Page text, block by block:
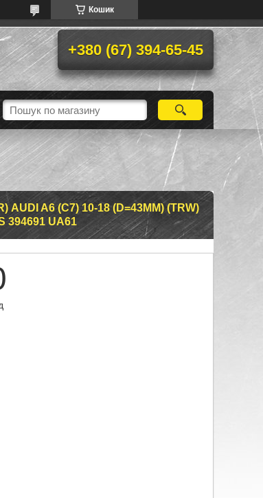
Кошик
+380 (67) 394-65-45
A6 (C7) 10-18 (D=43MM) (TRW)
394691 UA61